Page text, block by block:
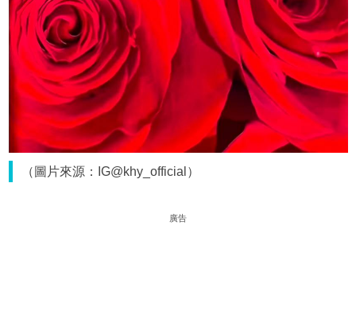
（圖片來源：IG@khy_official）
廣告